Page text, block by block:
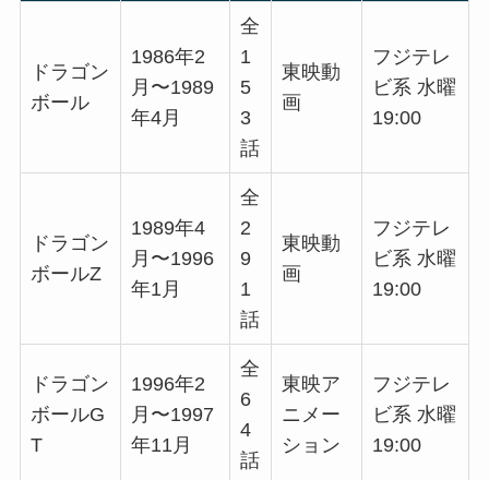
ドラゴン
ボール
1986年2
月〜1989
年4月
全
1
5
3
話
東映動
画
フジテレ
ビ系 水曜
19:00
ドラゴン
ボールZ
1989年4
月〜1996
年1月
全
2
9
1
話
東映動
画
フジテレ
ビ系 水曜
19:00
ドラゴン
ボールG
T
1996年2
月〜1997
年11月
全
6
4
話
東映ア
ニメー
ション
フジテレ
ビ系 水曜
19:00